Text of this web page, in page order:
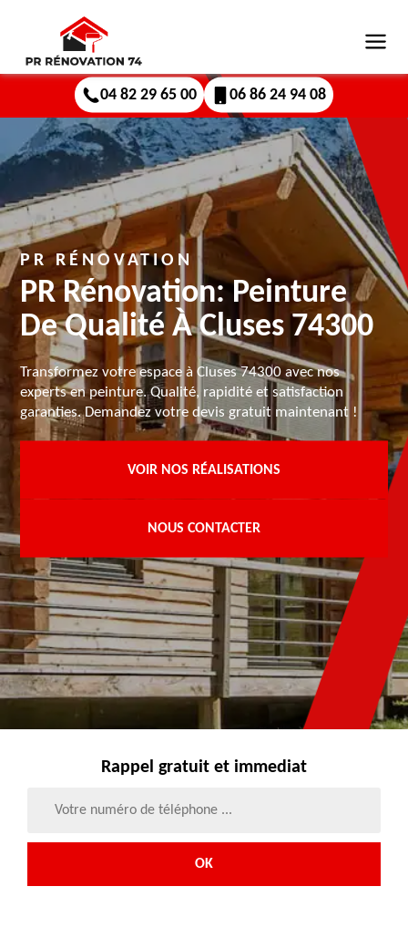
04 82 29 65 00 06 86 24 94 08
PR RÉNOVATION
PR Rénovation: Peinture
De Qualité À Cluses 74300
Transformez votre espace à Cluses 74300 avec nos
experts en peinture. Qualité, rapidité et satisfaction
garanties. Demandez votre devis gratuit maintenant !
VOIR NOS RÉALISATIONS
NOUS CONTACTER
Rappel gratuit et immediat